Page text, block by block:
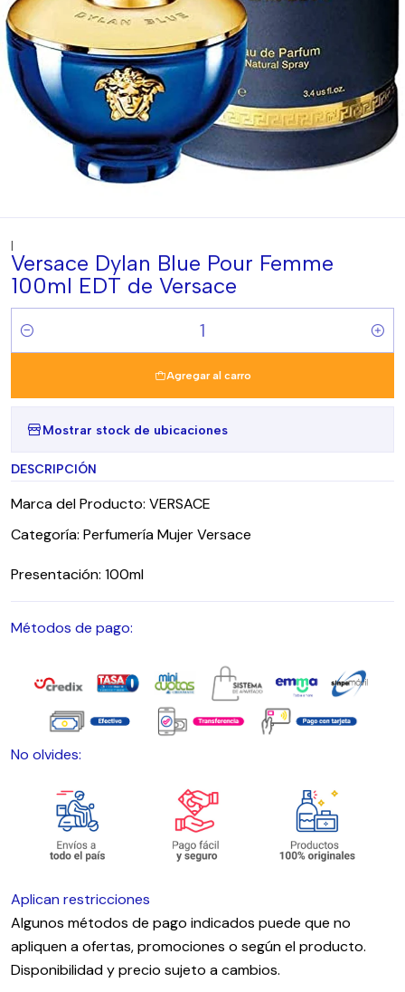
|
Versace Dylan Blue Pour Femme
100ml EDT de Versace
Cantidad
Agregar al carro
Mostrar stock de ubicaciones
DESCRIPCIÓN
Marca del Producto: VERSACE
Categoría: Perfumería Mujer Versace
Presentación: 100ml
Métodos de pago:
No olvides:
Aplican restricciones
Algunos métodos de pago indicados puede que no
apliquen a ofertas, promociones o según el producto.
Disponibilidad y precio sujeto a cambios.